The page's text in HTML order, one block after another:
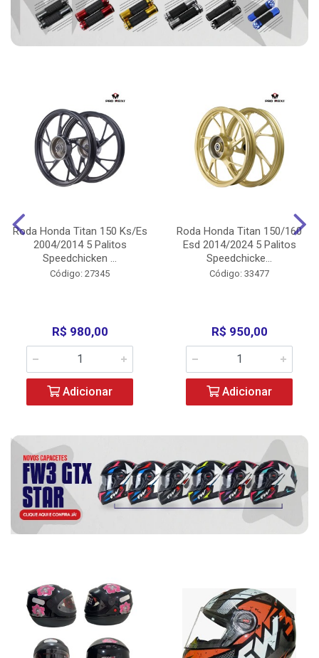
Roda Honda Titan 150 Ks/Es
2004/2014 5 Palitos
Speedchicken ...
Código: 27345
R$ 980,00
Adicionar
Roda Honda Titan 150/160
Esd 2014/2024 5 Palitos
Speedchicke...
Código: 33477
R$ 950,00
Adicionar